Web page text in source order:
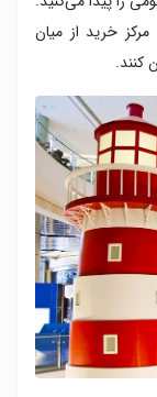
خرید از میان
کنند.